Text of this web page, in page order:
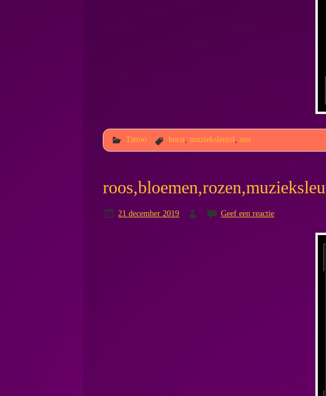
Tattoo borst muzieksleutel ,ster
21 december 2019 Geef een reactie